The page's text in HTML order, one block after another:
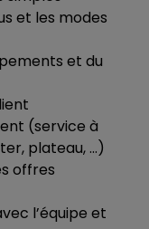
et les modes
et du
(service à
plateau, …)
offres
l’équipe et